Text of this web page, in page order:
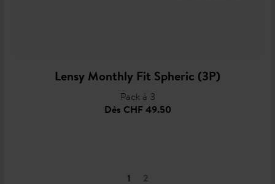
Lensy Monthly Fit Spheric (3P)
Pack à 3
Dès CHF 49.50
1 2